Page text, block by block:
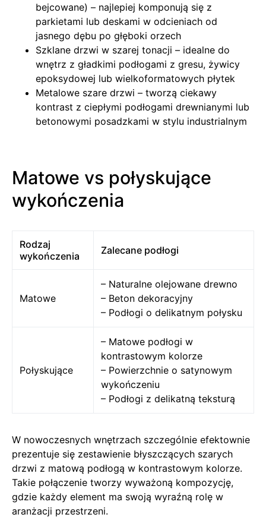
bejcowane) – najlepiej komponują się z
parkietami lub deskami w odcieniach od
jasnego dębu po głęboki orzech
Szklane drzwi w szarej tonacji – idealne do
wnętrz z gładkimi podłogami z gresu, żywicy
epoksydowej lub wielkoformatowych płytek
Metalowe szare drzwi – tworzą ciekawy
kontrast z ciepłymi podłogami drewnianymi lub
betonowymi posadzkami w stylu industrialnym
Matowe vs połyskujące
wykończenia
Rodzaj
wykończenia
Zalecane podłogi
Matowe
– Naturalne olejowane drewno
– Beton dekoracyjny
– Podłogi o delikatnym połysku
Połyskujące
– Matowe podłogi w
kontrastowym kolorze
– Powierzchnie o satynowym
wykończeniu
– Podłogi z delikatną teksturą
W nowoczesnych wnętrzach szczególnie efektownie
prezentuje się zestawienie błyszczących szarych
drzwi z matową podłogą w kontrastowym kolorze.
Takie połączenie tworzy wyważoną kompozycję,
gdzie każdy element ma swoją wyraźną rolę w
aranżacji przestrzeni.